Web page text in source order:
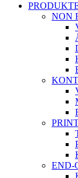
NON
END-